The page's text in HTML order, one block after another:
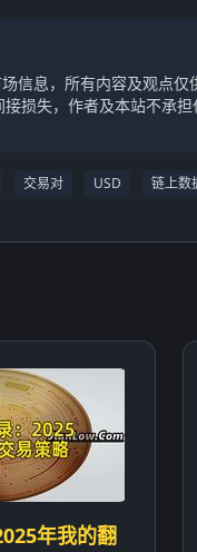
信息，所有内容及观点
损失，作者及本站不承担
交易对 USD 链上数
年我的翻